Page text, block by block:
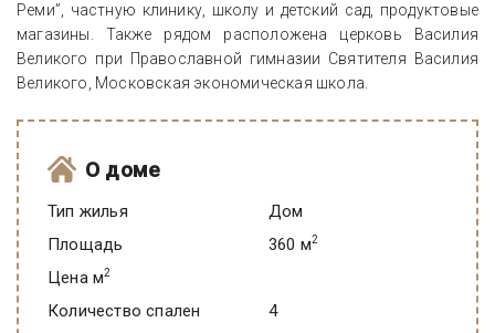
Реми”, частную клинику, школу и детский сад, продуктовые
магазины. Также рядом расположена церковь Василия
Великого при Православной гимназии Святителя Василия
Великого, Московская экономическая школа.
О доме
Тип жилья
Дом
Площадь
360 м2
Цена м2
Количество спален
4